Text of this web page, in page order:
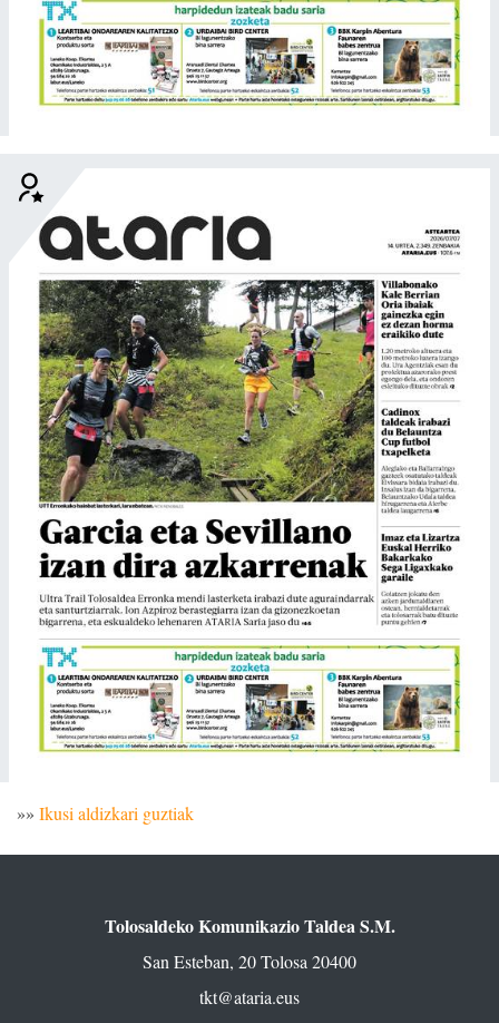
»» Ikusi aldizkari guztiak
Tolosaldeko Komunikazio Taldea S.M.
San Esteban, 20 Tolosa 20400
tkt@ataria.eus